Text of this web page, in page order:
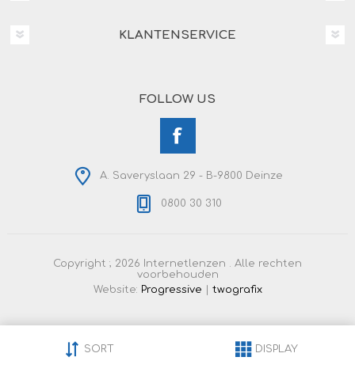
KLANTENSERVICE
FOLLOW US
A. Saveryslaan 29 - B-9800 Deinze
0800 30 310
Copyright ; 2026 Internetlenzen . Alle rechten
voorbehouden
Website: Progressive twografix
SORT DISPLAY